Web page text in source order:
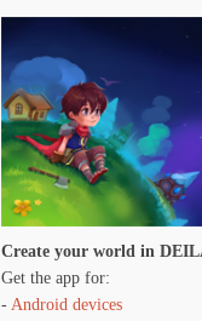
Create your world in
Get the app for:
- Android devices